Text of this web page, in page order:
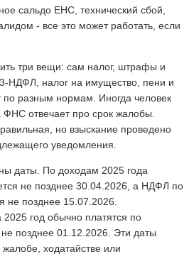
сальдо ЕНС, технический сбой,
- все это может работать, если
три вещи: сам налог, штрафы и
НДФЛ, налог на имущество, пени и
по разным нормам. Иногда человек
отвечает про срок жалобы.
но взыскание проведено
уведомления.
даты. По доходам 2025 года
не позднее 30.04.2026, а НДФЛ по
не позднее 15.07.2026.
год обычно платятся по
позднее 01.12.2026. Эти даты
ходатайстве или